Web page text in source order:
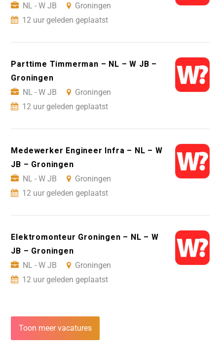
NL - W JB
Groningen
12 uur geleden geplaatst
Parttime Timmerman – NL – W JB –
Groningen
NL - W JB
Groningen
12 uur geleden geplaatst
Medewerker Engineer Infra – NL – W
JB – Groningen
NL - W JB
Groningen
12 uur geleden geplaatst
Elektromonteur Groningen – NL – W
JB – Groningen
NL - W JB
Groningen
12 uur geleden geplaatst
Toon meer vacatures